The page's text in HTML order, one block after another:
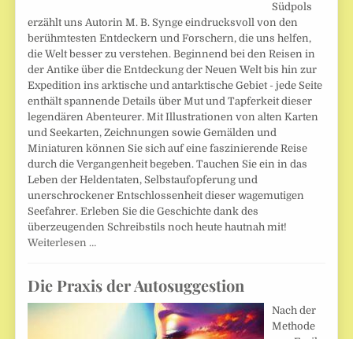
Südpols
erzählt uns Autorin M. B. Synge eindrucksvoll von den
berühmtesten Entdeckern und Forschern, die uns helfen,
die Welt besser zu verstehen. Beginnend bei den Reisen in
der Antike über die Entdeckung der Neuen Welt bis hin zur
Expedition ins arktische und antarktische Gebiet - jede Seite
enthält spannende Details über Mut und Tapferkeit dieser
legendären Abenteurer. Mit Illustrationen von alten Karten
und Seekarten, Zeichnungen sowie Gemälden und
Miniaturen können Sie sich auf eine faszinierende Reise
durch die Vergangenheit begeben. Tauchen Sie ein in das
Leben der Heldentaten, Selbstaufopferung und
unerschrockener Entschlossenheit dieser wagemutigen
Seefahrer. Erleben Sie die Geschichte dank des
überzeugenden Schreibstils noch heute hautnah mit!
Weiterlesen …
Die Praxis der Autosuggestion
Nach der
Methode